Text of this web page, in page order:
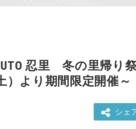
忍里 冬の里帰り祭
）より期間限定開催～
シェ